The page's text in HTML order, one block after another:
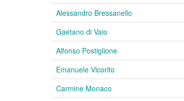
Alessandro Bressanello
Gaetano di Vaio
Alfonso Postiglione
Emanuele Vicorito
Carmine Monaco